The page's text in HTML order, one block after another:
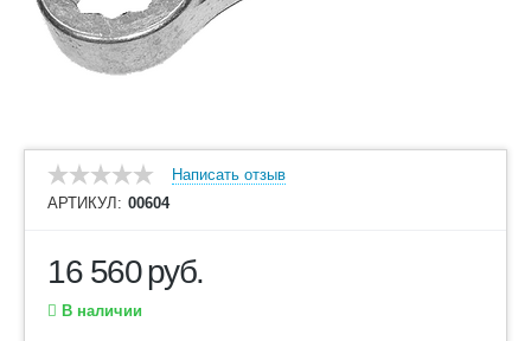
Написать отзыв
АРТИКУЛ: 00604
16 560руб.
В наличии